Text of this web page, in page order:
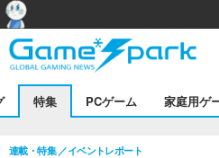
特集 PCゲーム 家庭用ゲ
連載・特集 イベントレポート